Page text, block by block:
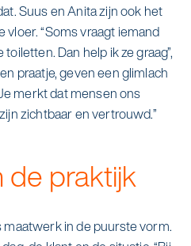
Suus en Anita zijn ook het
“Soms vraagt iemand
Dan help ik ze graag”,
praatje, geven een glimlach
merkt dat mensen ons
zichtbaar en vertrouwd.”
praktijk
maatwerk in de puurste vorm.